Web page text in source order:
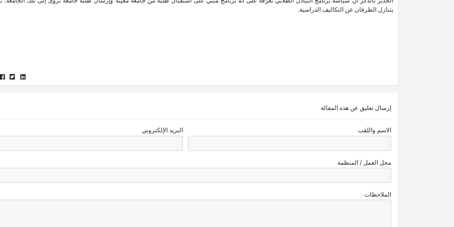
يتنازل الطرفان عن التكاليف الدراسية.
إرسال تعليق عن هذه المقالة
الاسم واللقب البريد الإلكتروني
محل العمل / المنظمة
الملاحظات